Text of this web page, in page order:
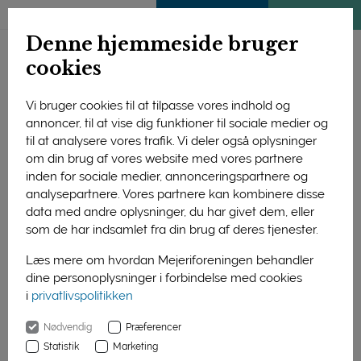
Denne hjemmeside bruger
cookies
Vi bruger cookies til at tilpasse vores indhold og
annoncer, til at vise dig funktioner til sociale medier og
til at analysere vores trafik. Vi deler også oplysninger
om din brug af vores website med vores partnere
inden for sociale medier, annonceringspartnere og
analysepartnere. Vores partnere kan kombinere disse
data med andre oplysninger, du har givet dem, eller
som de har indsamlet fra din brug af deres tjenester.
Læs mere om hvordan Mejeriforeningen behandler
dine personoplysninger i forbindelse med cookies
i privatlivspolitikken
Nødvendig
Præferencer
Statistik
Marketing
Foto: Liv Kastrup
Dessertkok Mads Juel Olesen fra Restaurant Jordnær
modtager en ost som symbol på vinderpræmien. Osten bliver
Til venstre ses Kamilla Seidler fra dommerpanelet.